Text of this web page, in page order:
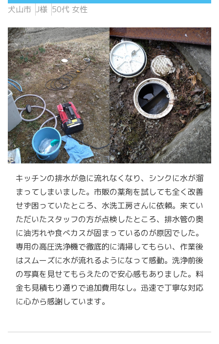
犬山市 J様 50代 女性
キッチンの排水が急に流れなくなり、シンクに水が溜
まってしまいました。市販の薬剤を試しても全く改善
せず困っていたところ、水洗工房さんに依頼。来てい
ただいたスタッフの方が点検したところ、排水管の奥
に油汚れや食べカスが固まっているのが原因でした。
専用の高圧洗浄機で徹底的に清掃してもらい、作業後
はスムーズに水が流れるようになって感動。洗浄前後
の写真を見せてもらえたので安心感もありました。料
金も見積もり通りで追加費用なし。迅速で丁寧な対応
に心から感謝しています。